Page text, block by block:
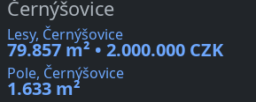
Černýšovice
Lesy, Černýšovice
79.857 m² • 2.000.000 CZK
Pole, Černýšovice
1.633 m²